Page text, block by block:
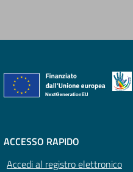
ACCESSO RAPIDO
Accedi al registro elettronico